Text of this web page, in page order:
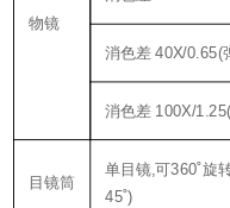
物镜
消色差 40X/0.65(
消色差 100X/
目镜筒
单目镜,可360˚旋
45˚)